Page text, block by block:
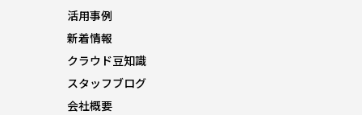
活用事例
新着情報
クラウド豆知識
スタッフブログ
会社概要